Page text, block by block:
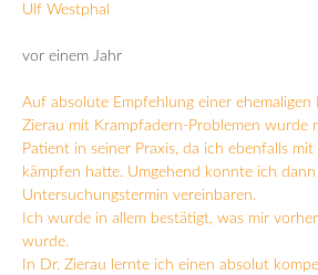
Ulf Westphal
vor einem Jahr
Auf absolute Empfehlung einer
Zierau mit Krampfadern-Problemen wurde
Patient in seiner Praxis, da ich ebenfalls mit
kämpfen hatte. Umgehend konnte ich
Untersuchungstermin vereinbaren.
Ich wurde in allem bestätigt, was mir
wurde.
In Dr. Zierau lernte ich einen absolut